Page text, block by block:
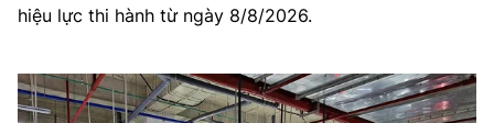
hiệu lực thi hành từ ngày 8/8/2026.